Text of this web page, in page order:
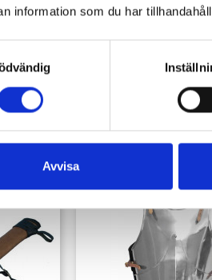
information som du har
Avvisa
produkt köpte också: